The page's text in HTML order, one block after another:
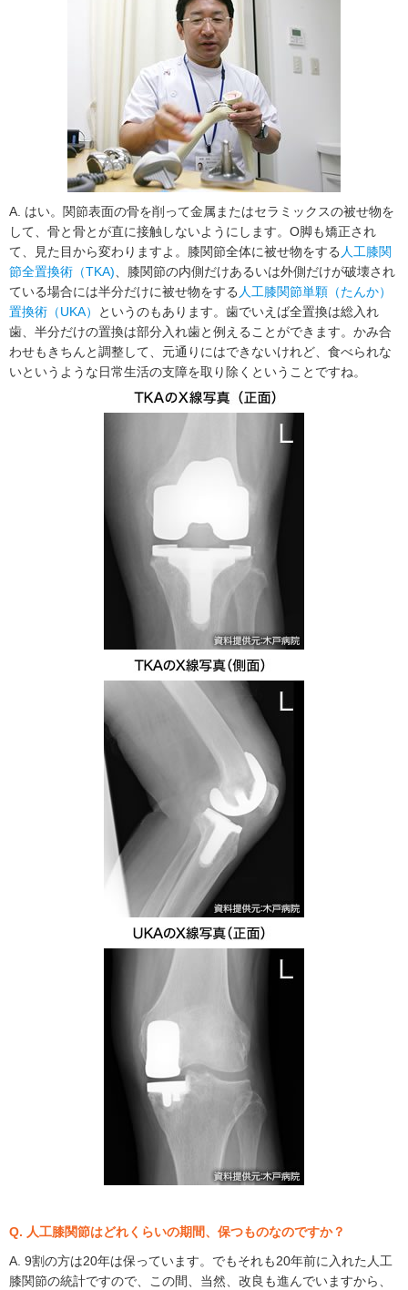
A. はい。関節表面の骨を削って金属またはセラミックスの被せ物を
して、骨と骨とが直に接触しないようにします。O脚も矯正され
て、見た目から変わりますよ。膝関節全体に被せ物をする 人工膝関
節全置換術（TKA) 、膝関節の内側だけあるいは外側だけが破壊され
ている場合には半分だけに被せ物をする 人工膝関節単顆（たんか）
置換術（UKA）
というのもあります。歯でいえば全置換は総入れ
歯、半分だけの置換は部分入れ歯と例えることができます。かみ合
わせもきちんと調整して、元通りにはできないけれど、食べられな
いというような日常生活の支障を取り除くということですね。
Q. 人工膝関節はどれくらいの期間、保つものなのですか？
A. 9割の方は20年は保っています。でもそれも20年前に入れた人工
膝関節の統計ですので、この間、当然、改良も進んでいますから、